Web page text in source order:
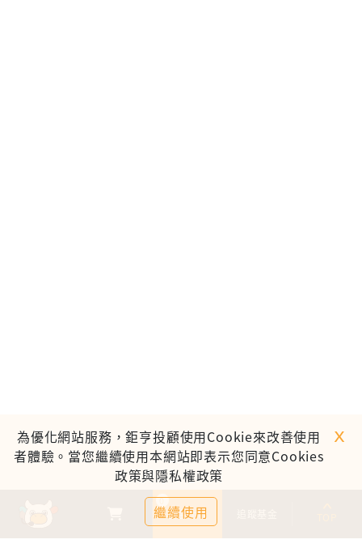
基金比較
0
為優化網站服務，鉅亨投顧使用Cookie來改善使用
者體驗。當您繼續使用本網站即表示您同意Cookies
政策與隱私權政策
繼續使用
ｘ